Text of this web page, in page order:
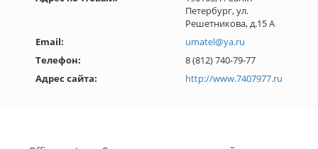
Петербург, ул.
Решетникова, д.15 А
Email:
umatel@ya.ru
Телефон:
8 (812) 740-79-77
Адрес сайта:
http://www.7407977.ru